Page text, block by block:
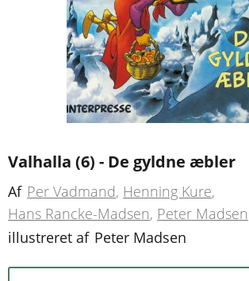
Valhalla (6) - De gyldne æbler
Af Per Vadmand Henning Kure
Hans Rancke-Madsen Peter Madsen
illustreret af Peter Madsen